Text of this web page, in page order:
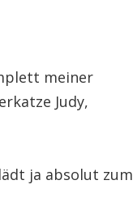
meiner
Judy,
ja absolut zum